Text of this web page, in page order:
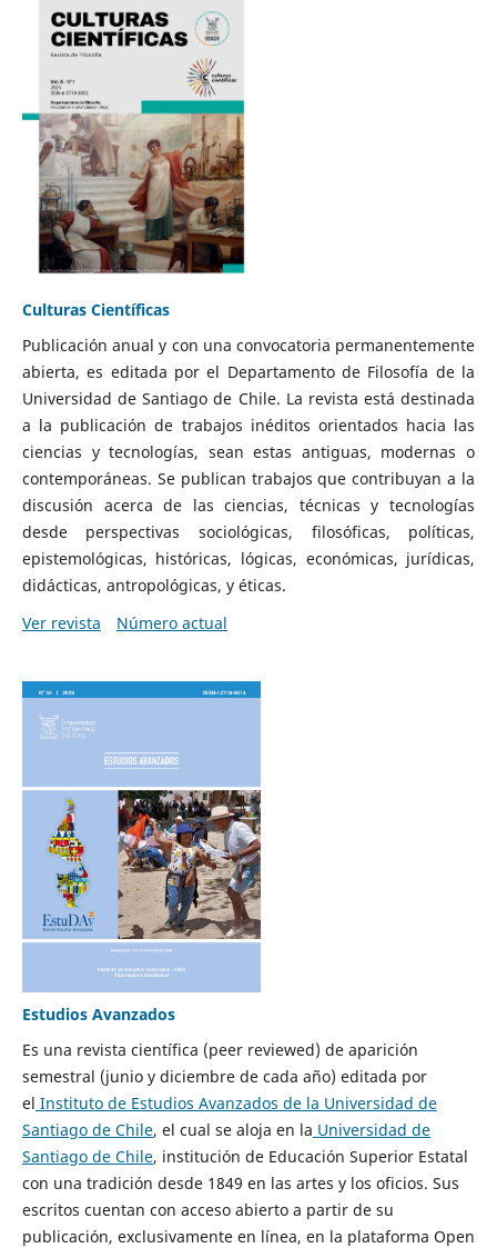
Culturas Científicas
Publicación anual y con una convocatoria permanentemente
abierta, es editada por el Departamento de Filosofía de la
Universidad de Santiago de Chile. La revista está destinada
a la publicación de trabajos inéditos orientados hacia las
ciencias y tecnologías, sean estas antiguas, modernas o
contemporáneas. Se publican trabajos que contribuyan a la
discusión acerca de las ciencias, técnicas y tecnologías
desde perspectivas sociológicas, filosóficas, políticas,
epistemológicas, históricas, lógicas, económicas, jurídicas,
didácticas, antropológicas, y éticas.
Ver revista
Número actual
Estudios Avanzados
Es una revista científica (peer reviewed) de aparición
semestral (junio y diciembre de cada año) editada por
el Instituto de Estudios Avanzados de la Universidad de
Santiago de Chile, el cual se aloja en la Universidad de
Santiago de Chile, institución de Educación Superior Estatal
con una tradición desde 1849 en las artes y los oficios. Sus
escritos cuentan con acceso abierto a partir de su
publicación, exclusivamente en línea, en la plataforma Open